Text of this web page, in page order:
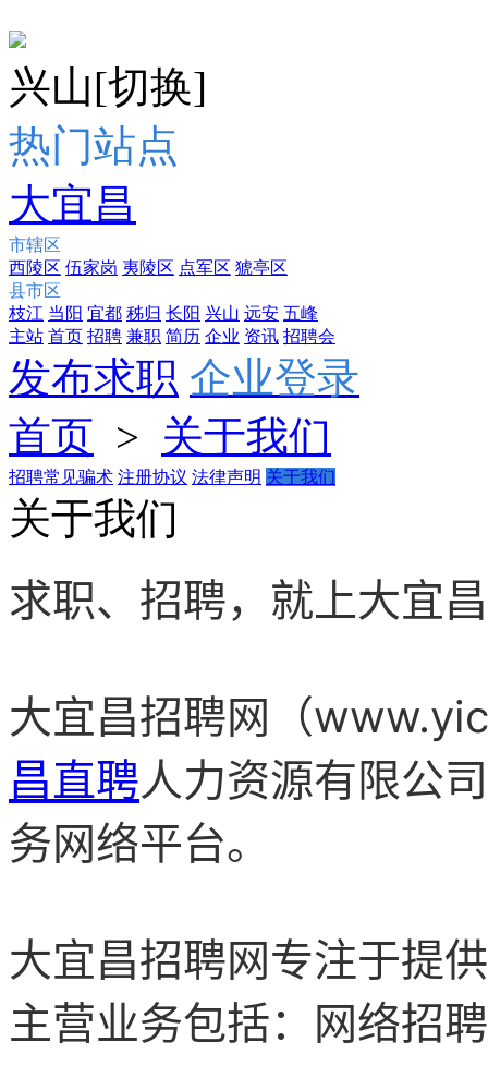
兴山[切换]
热门站点
大宜昌
市辖区
西陵区 伍家岗 夷陵区 点军区 猇亭区
县市区
枝江 当阳 宜都 秭归 长阳 兴山 远安 五峰
主站 首页 招聘 兼职 简历 企业 资讯 招聘会
发布求职 企业登录
首页 > 关于我们
招聘常见骗术 注册协议 法律声明 关于我们
关于我们
求职、招聘，就上大宜
大宜昌招聘网（
昌直聘人力资源有限公
务网络平台。
大宜昌招聘网专注于提
主营业务包括：网络招